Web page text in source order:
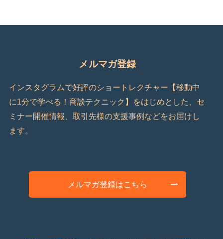
メルマガ登録
インスタグラムで好評のショートレクチャー【移動中
に1分で学べる！商談テクニック】をはじめとした、セ
ミナー開催情報、取引先様の支援事例などをお届けし
ます。
メルマガ登録はこちら